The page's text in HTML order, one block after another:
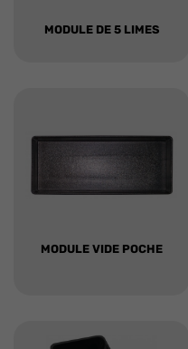
MODULE DE 5 LIMES
MODULE VIDE POCHE